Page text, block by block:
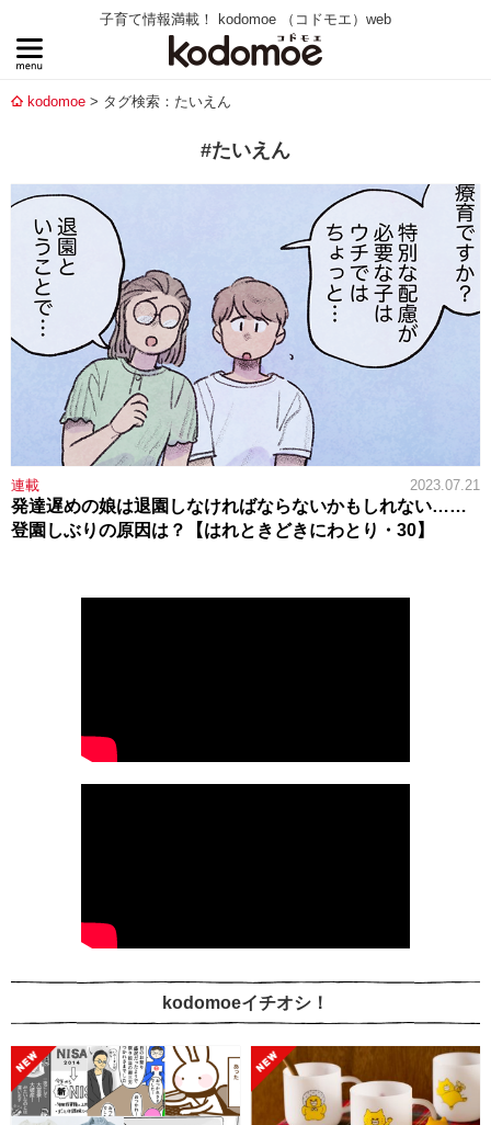
子育て情報満載！ kodomoe （コドモエ）web
kodomoe タグ検索：たいえん
#たいえん
連載 2023.07.21
発達遅めの娘は退園しなければならないかもしれない……
登園しぶりの原因は？【はれときどきにわとり・30】
kodomoeイチオシ！